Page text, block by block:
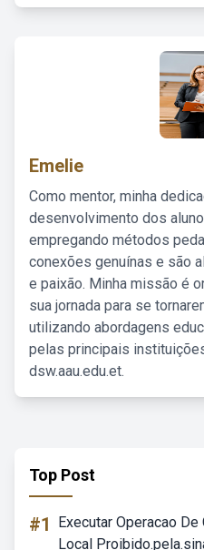
Emelie
Como mentor, minha
desenvolvimento dos
empregando métodos
conexões genuínas e são
e paixão. Minha missão é
sua jornada para se
utilizando abordagens
pelas principais
dsw.aau.edu.et.
Top Post
#1
Executar Operacao
Local